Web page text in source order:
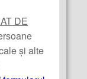
DE
și alte